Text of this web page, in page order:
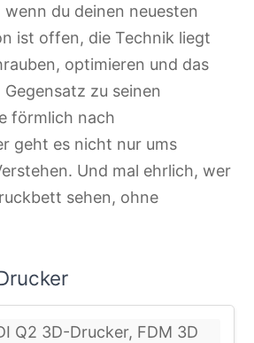
du deinen neuesten
ist offen, die Technik liegt
optimieren und das
zu seinen
förmlich nach
geht es nicht nur ums
Und mal ehrlich, wer
sehen, ohne